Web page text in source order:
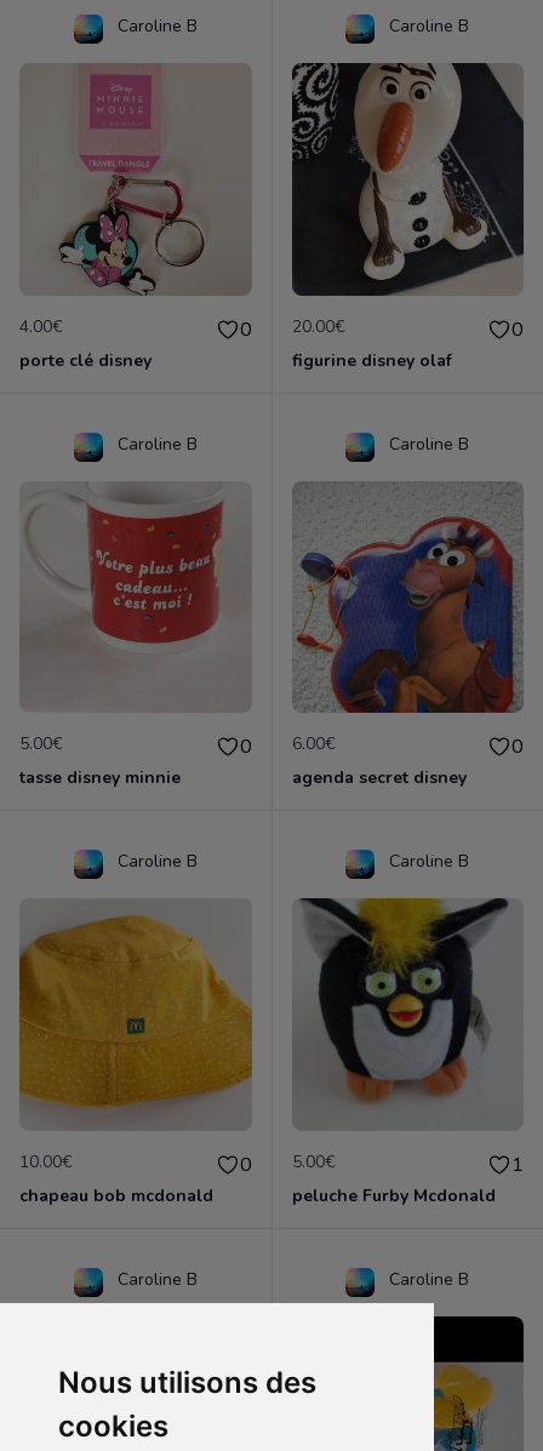
Nous utilisons des
cookies
Caroline B
4.00€ 0
porte clé disney
Caroline B
20.00€ 0
figurine disney olaf
Caroline B
5.00€ 0
tasse disney minnie
Caroline B
6.00€ 0
agenda secret disney
Caroline B
10.00€ 0
chapeau bob mcdonald
Caroline B
5.00€ 1
peluche Furby Mcdonald
Caroline B Caroline B